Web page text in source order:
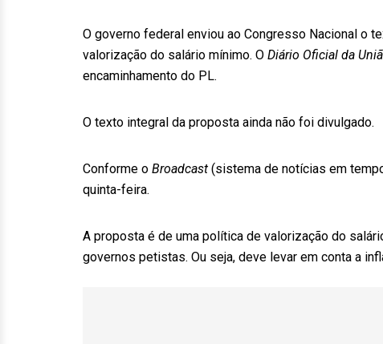
O governo federal enviou ao Congresso Nacional o
valorização do salário mínimo. O Diário Oficial da
encaminhamento do PL.
O texto integral da proposta ainda não foi divulgado.
Conforme o Broadcast (sistema de notícias em
quinta-feira.
A proposta é de uma política de valorização do
governos petistas. Ou seja, deve levar em conta a